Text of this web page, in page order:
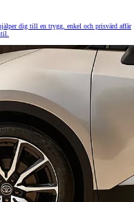
dig till en trygg, enkel och prisvärd affär